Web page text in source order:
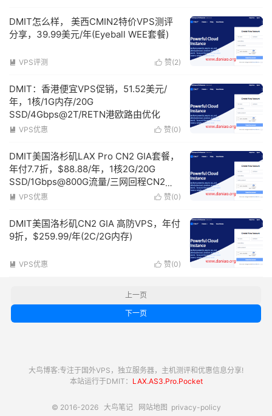
DMIT怎么样， 美西CMIN2特价VPS测评
分享，39.99美元/年(Eyeball WEE套餐)
 赞(2)
 VPS评测
DMIT：香港便宜VPS促销，51.52美元/
年，1核/1G内存/20G
SSD/4Gbps@2T/RETN港欧路由优化
 赞(0)
 VPS优惠
DMIT美国洛杉矶LAX Pro CN2 GIA套餐，
年付7.7折，$88.88/年，1核2G/20G
SSD/1Gbps@800G流量/三网回程CN2
GIA
 赞(0)
 VPS优惠
DMIT美国洛杉矶CN2 GIA 高防VPS，年付
9折，$259.99/年(2C/2G内存)
 赞(0)
 VPS优惠
上一页
下一页
大鸟博客:专注于国外VPS，独立服务器，主机测评和优惠信息分享!
本站运行于DMIT： LAX.AS3.Pro.Pocket
© 2016-2026 大鸟笔记 网站地图 privacy-policy